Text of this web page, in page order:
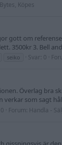
Köpes
om
3500kr 3. Bell
seiko Svar: 0
Överlag
som sagt
Forum: Handla -